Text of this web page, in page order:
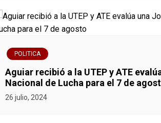
e
t
r
a
POLITICA
Aguiar recibió a la UTEP y ATE
Nacional de Lucha para el 7 de
26 julio, 2024